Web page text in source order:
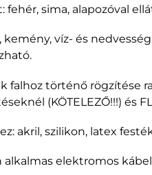
fehér, sima, alapozóval
kemény, víz- és
falhoz történő rögzítése
(KÖTELEZŐ!!!) és
akril, szilikon, latex
alkalmas elektromos